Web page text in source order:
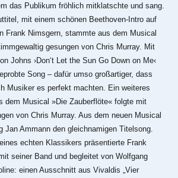
das Publikum fröhlich mitklatschte und sang.
mit einem schönen Beethoven-Intro auf
Frank Nimsgern, stammte aus dem Musical
gesungen von Chris Murray. Mit
Johns ›Don‘t Let the Sun Go Down on Me‹
Song ‒ dafür umso großartiger, dass
Musiker es perfekt machten. Ein weiteres
dem Musical »Die Zauberflöte« folgte mit
von Chris Murray. Aus dem neuen Musical
Jan Ammann den gleichnamigen Titelsong.
echten Klassikers präsentierte Frank
seiner Band und begleitet von Wolfgang
einen Ausschnitt aus Vivaldis „Vier